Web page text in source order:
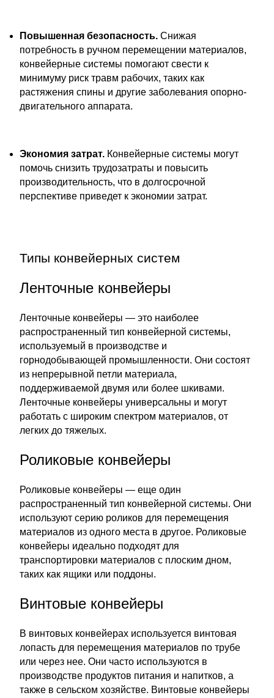
Повышенная безопасность. Снижая
потребность в ручном перемещении материалов,
конвейерные системы помогают свести к
минимуму риск травм рабочих, таких как
растяжения спины и другие заболевания опорно-
двигательного аппарата.
Экономия затрат. Конвейерные системы могут
помочь снизить трудозатраты и повысить
производительность, что в долгосрочной
перспективе приведет к экономии затрат.
Типы конвейерных систем
Ленточные конвейеры
Ленточные конвейеры — это наиболее
распространенный тип конвейерной системы,
используемый в производстве и
горнодобывающей промышленности. Они состоят
из непрерывной петли материала,
поддерживаемой двумя или более шкивами.
Ленточные конвейеры универсальны и могут
работать с широким спектром материалов, от
легких до тяжелых.
Роликовые конвейеры
Роликовые конвейеры — еще один
распространенный тип конвейерной системы. Они
используют серию роликов для перемещения
материалов из одного места в другое. Роликовые
конвейеры идеально подходят для
транспортировки материалов с плоским дном,
таких как ящики или поддоны.
Винтовые конвейеры
В винтовых конвейерах используется винтовая
лопасть для перемещения материалов по трубе
или через нее. Они часто используются в
производстве продуктов питания и напитков, а
также в сельском хозяйстве. Винтовые конвейеры